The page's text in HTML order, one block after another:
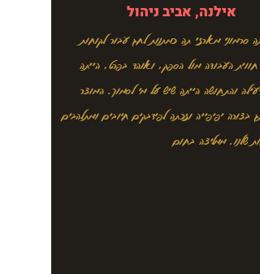
אילנה, אביב ניהול
תה סרמוני מארזי תה כמתנות לחג עבור לקוחות
חווית העבודה מול הספק, ואוהד בפרט, הייתה
והתחושה הייתה שיש על מי לסמוך. המוצר
בצורה יפיפייה וזכתה לפידבקים חיובים ומתלהבים
שלנו. ממליצה בחום